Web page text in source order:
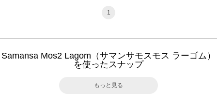
1
Samansa Mos2 Lagom（サマンサモスモス ラーゴム）
を使ったスナップ
もっと見る